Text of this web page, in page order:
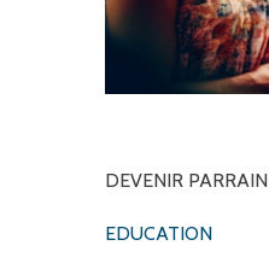
DEVENIR PARRAIN
EDUCATION